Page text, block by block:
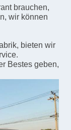
brauchen,
wir können
bieten wir
Bestes geben,